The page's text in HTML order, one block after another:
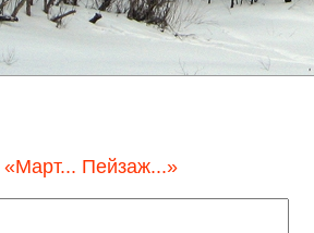
«Март... Пейзаж...»